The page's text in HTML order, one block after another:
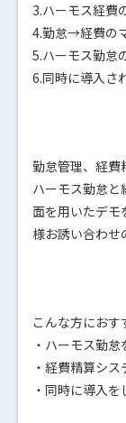
3.ハーモス経費
4.勤怠→経費の
5.ハーモス勤怠
6.同時に導入さ
勤怠管理、経費
ハーモス勤怠と
面を用いたデモ
様お誘い合わせ
こんな方におす
・ハーモス勤
・経費精算シ
・同時に導入